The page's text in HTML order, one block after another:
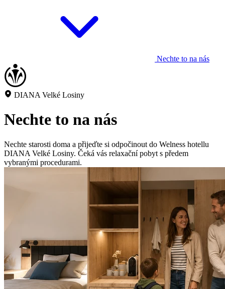
Nechte to na nás
DIANA Velké Losiny
Nechte to na nás
Nechte starosti doma a přijeďte si odpočinout do Welness hotellu
DIANA Velké Losiny. Čeká vás relaxační pobyt s předem
vybranými procedurami.